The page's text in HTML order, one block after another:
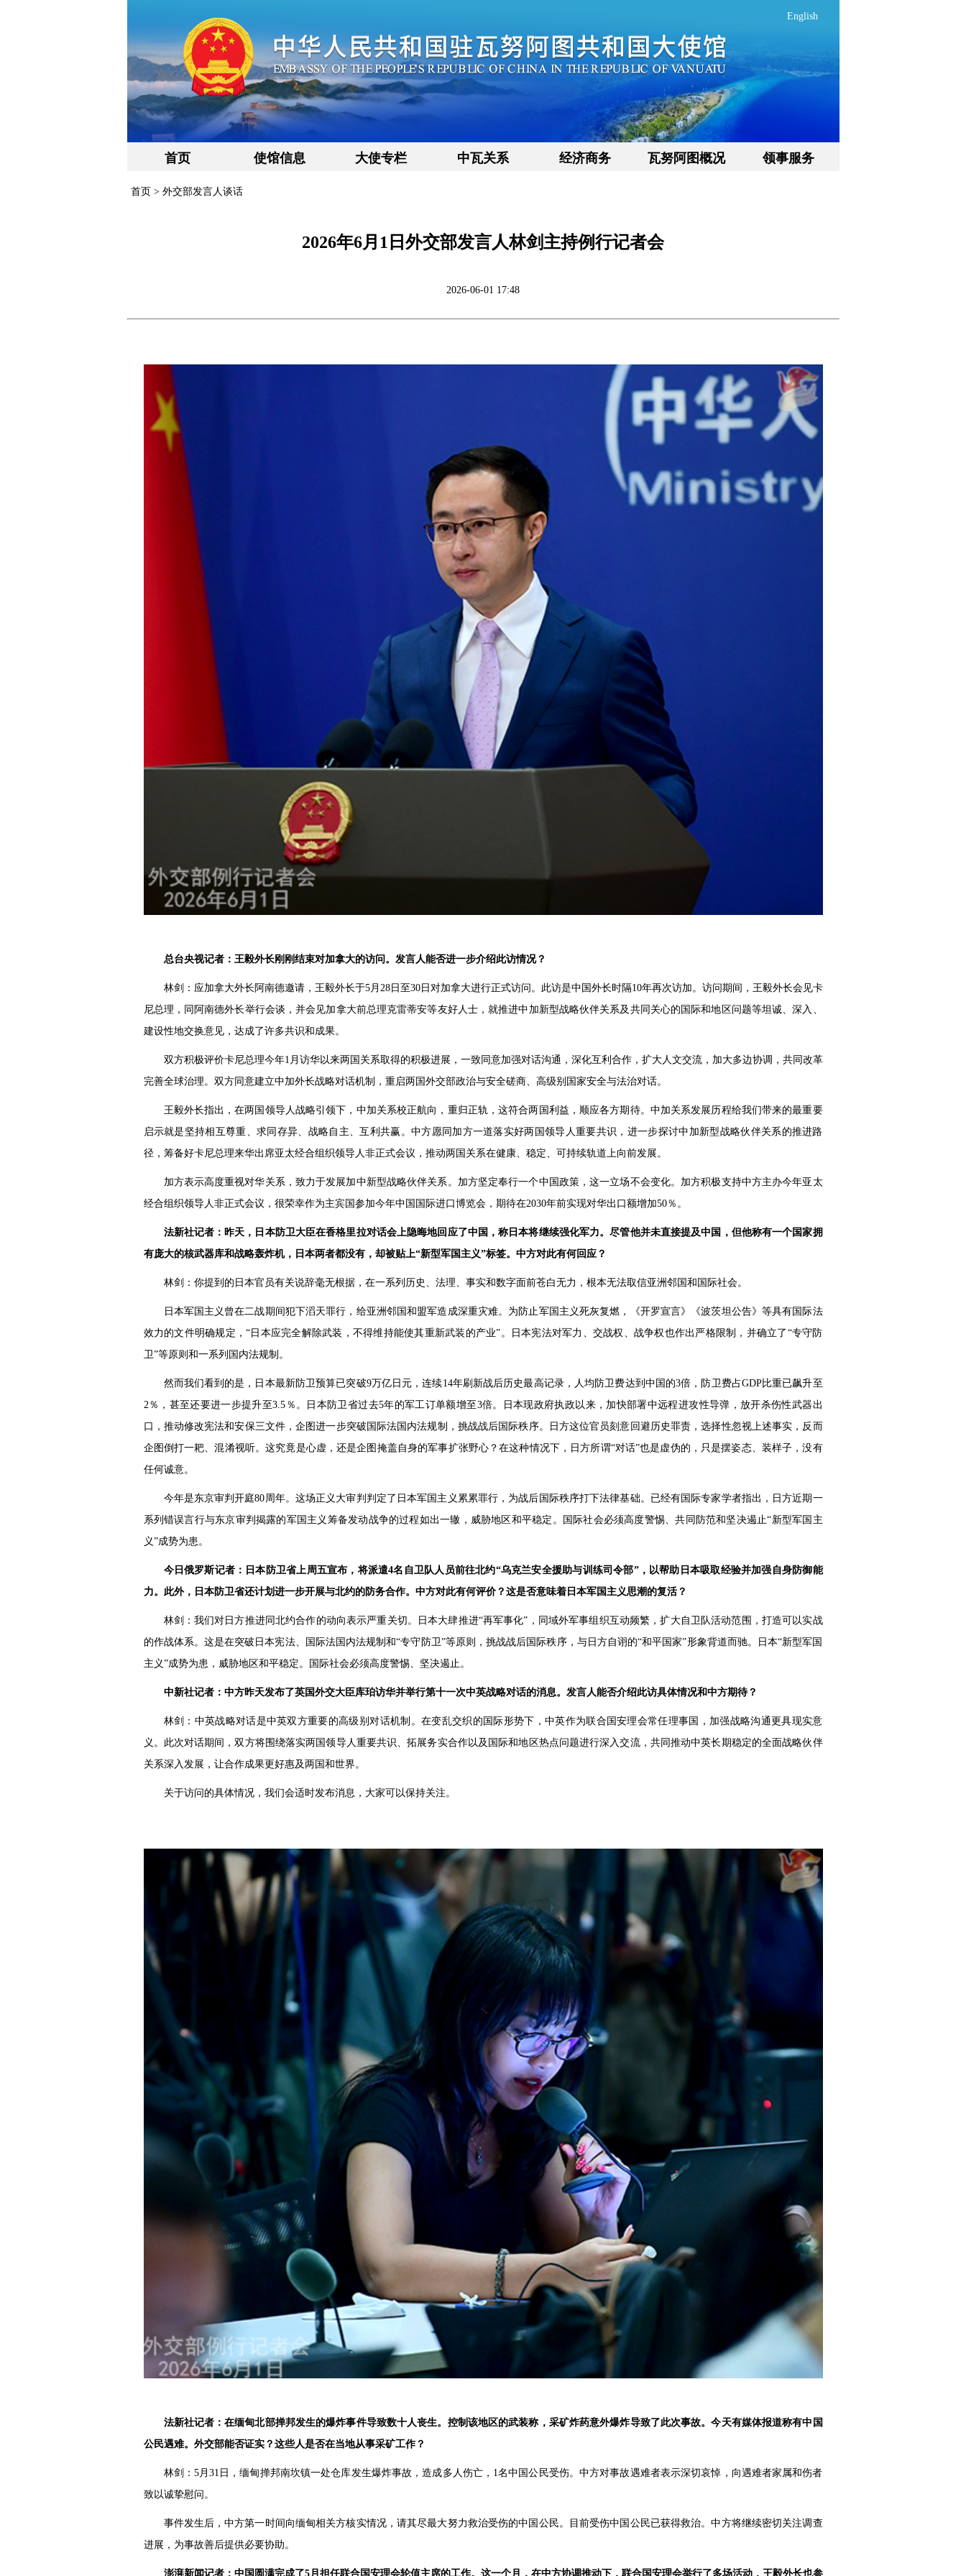
English
首页 使馆信息 大使专栏 中瓦关系 经济商务 瓦努阿图概况 领事服务
首页 > 外交部发言人谈话
2026年6月1日外交部发言人林剑主持例行记者会
2026-06-01 17:48
总台央视记者：王毅外长刚刚结束对加拿大的访问。发言人能否进一步介绍此访情况？
林剑：应加拿大外长阿南德邀请，王毅外长于5月28日至30日对加拿大进行正式访问。此访是中国外长时隔10年再次访加。访问期间，王毅外长会见卡
尼总理，同阿南德外长举行会谈，并会见加拿大前总理克雷蒂安等友好人士，就推进中加新型战略伙伴关系及共同关心的国际和地区问题等坦诚、深入、
建设性地交换意见，达成了许多共识和成果。
双方积极评价卡尼总理今年1月访华以来两国关系取得的积极进展，一致同意加强对话沟通，深化互利合作，扩大人文交流，加大多边协调，共同改革
完善全球治理。双方同意建立中加外长战略对话机制，重启两国外交部政治与安全磋商、高级别国家安全与法治对话。
王毅外长指出，在两国领导人战略引领下，中加关系校正航向，重归正轨，这符合两国利益，顺应各方期待。中加关系发展历程给我们带来的最重要
启示就是坚持相互尊重、求同存异、战略自主、互利共赢。中方愿同加方一道落实好两国领导人重要共识，进一步探讨中加新型战略伙伴关系的推进路
径，筹备好卡尼总理来华出席亚太经合组织领导人非正式会议，推动两国关系在健康、稳定、可持续轨道上向前发展。
加方表示高度重视对华关系，致力于发展加中新型战略伙伴关系。加方坚定奉行一个中国政策，这一立场不会变化。加方积极支持中方主办今年亚太
经合组织领导人非正式会议，很荣幸作为主宾国参加今年中国国际进口博览会，期待在2030年前实现对华出口额增加50％。
法新社记者：昨天，日本防卫大臣在香格里拉对话会上隐晦地回应了中国，称日本将继续强化军力。尽管他并未直接提及中国，但他称有一个国家拥
有庞大的核武器库和战略轰炸机，日本两者都没有，却被贴上“新型军国主义”标签。中方对此有何回应？
林剑：你提到的日本官员有关说辞毫无根据，在一系列历史、法理、事实和数字面前苍白无力，根本无法取信亚洲邻国和国际社会。
日本军国主义曾在二战期间犯下滔天罪行，给亚洲邻国和盟军造成深重灾难。为防止军国主义死灰复燃，《开罗宣言》《波茨坦公告》等具有国际法
效力的文件明确规定，“日本应完全解除武装，不得维持能使其重新武装的产业”。日本宪法对军力、交战权、战争权也作出严格限制，并确立了“专守防
卫”等原则和一系列国内法规制。
然而我们看到的是，日本最新防卫预算已突破9万亿日元，连续14年刷新战后历史最高记录，人均防卫费达到中国的3倍，防卫费占GDP比重已飙升至
2％，甚至还要进一步提升至3.5％。日本防卫省过去5年的军工订单额增至3倍。日本现政府执政以来，加快部署中远程进攻性导弹，放开杀伤性武器出
口，推动修改宪法和安保三文件，企图进一步突破国际法国内法规制，挑战战后国际秩序。日方这位官员刻意回避历史罪责，选择性忽视上述事实，反而
企图倒打一耙、混淆视听。这究竟是心虚，还是企图掩盖自身的军事扩张野心？在这种情况下，日方所谓“对话”也是虚伪的，只是摆姿态、装样子，没有
任何诚意。
今年是东京审判开庭80周年。这场正义大审判判定了日本军国主义累累罪行，为战后国际秩序打下法律基础。已经有国际专家学者指出，日方近期一
系列错误言行与东京审判揭露的军国主义筹备发动战争的过程如出一辙，威胁地区和平稳定。国际社会必须高度警惕、共同防范和坚决遏止“新型军国主
义”成势为患。
今日俄罗斯记者：日本防卫省上周五宣布，将派遣4名自卫队人员前往北约“乌克兰安全援助与训练司令部”，以帮助日本吸取经验并加强自身防御能
力。此外，日本防卫省还计划进一步开展与北约的防务合作。中方对此有何评价？这是否意味着日本军国主义思潮的复活？
林剑：我们对日方推进同北约合作的动向表示严重关切。日本大肆推进“再军事化”，同域外军事组织互动频繁，扩大自卫队活动范围，打造可以实战
的作战体系。这是在突破日本宪法、国际法国内法规制和“专守防卫”等原则，挑战战后国际秩序，与日方自诩的“和平国家”形象背道而驰。日本“新型军国
主义”成势为患，威胁地区和平稳定。国际社会必须高度警惕、坚决遏止。
中新社记者：中方昨天发布了英国外交大臣库珀访华并举行第十一次中英战略对话的消息。发言人能否介绍此访具体情况和中方期待？
林剑：中英战略对话是中英双方重要的高级别对话机制。在变乱交织的国际形势下，中英作为联合国安理会常任理事国，加强战略沟通更具现实意
义。此次对话期间，双方将围绕落实两国领导人重要共识、拓展务实合作以及国际和地区热点问题进行深入交流，共同推动中英长期稳定的全面战略伙伴
关系深入发展，让合作成果更好惠及两国和世界。
关于访问的具体情况，我们会适时发布消息，大家可以保持关注。
法新社记者：在缅甸北部掸邦发生的爆炸事件导致数十人丧生。控制该地区的武装称，采矿炸药意外爆炸导致了此次事故。今天有媒体报道称有中国
公民遇难。外交部能否证实？这些人是否在当地从事采矿工作？
林剑：5月31日，缅甸掸邦南坎镇一处仓库发生爆炸事故，造成多人伤亡，1名中国公民受伤。中方对事故遇难者表示深切哀悼，向遇难者家属和伤者
致以诚挚慰问。
事件发生后，中方第一时间向缅甸相关方核实情况，请其尽最大努力救治受伤的中国公民。目前受伤中国公民已获得救治。中方将继续密切关注调查
进展，为事故善后提供必要协助。
澎湃新闻记者：中国圆满完成了5月担任联合国安理会轮值主席的工作。这一个月，在中方协调推动下，联合国安理会举行了多场活动，王毅外长也参